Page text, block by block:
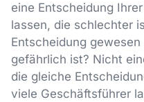
eine Entscheidung
lassen, die schlechter
Entscheidung
gefährlich ist? Nicht
die gleiche
viele Geschäftsführer